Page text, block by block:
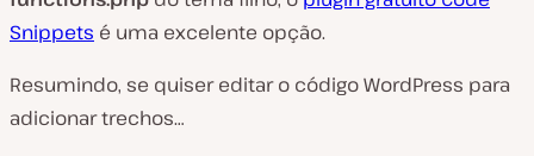
Snippets é uma excelente opção.
Resumindo, se quiser editar o código WordPress para
adicionar trechos…